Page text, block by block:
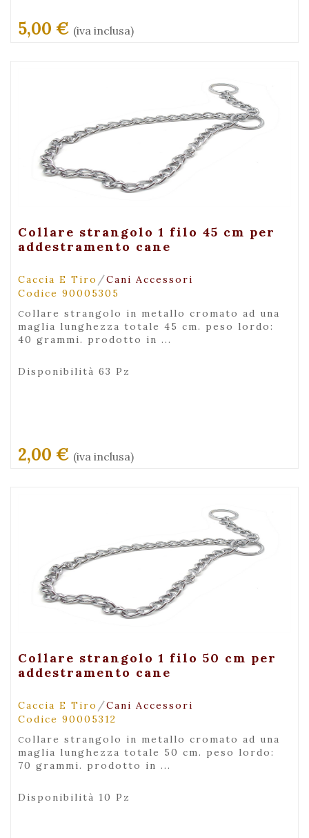
5,00 € (iva inclusa)
+ Visualizza
Collare strangolo 1 filo 45 cm per
addestramento cane
Caccia E Tiro /Cani Accessori
Codice 90005305
collare strangolo in metallo cromato ad una
maglia lunghezza totale 45 cm. peso lordo:
40 grammi. prodotto in ...
Disponibilità 63 Pz
2,00 € (iva inclusa)
+ Visualizza
Collare strangolo 1 filo 50 cm per
addestramento cane
Caccia E Tiro /Cani Accessori
Codice 90005312
collare strangolo in metallo cromato ad una
maglia lunghezza totale 50 cm. peso lordo:
70 grammi. prodotto in ...
Disponibilità 10 Pz